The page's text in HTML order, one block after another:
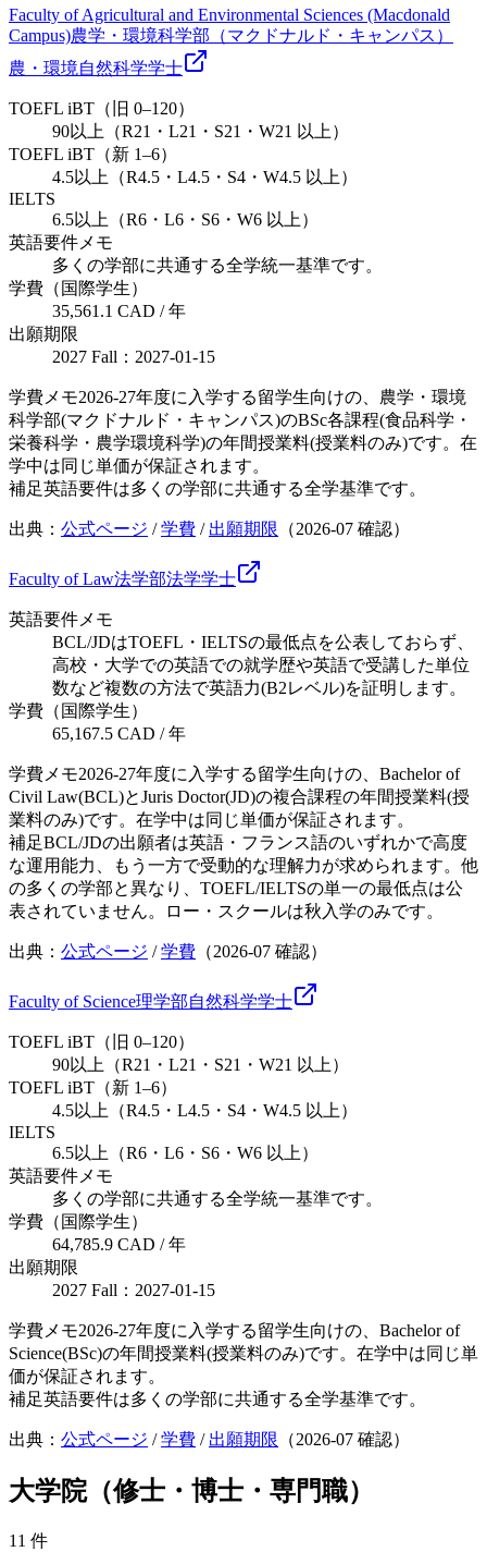
Faculty of Agricultural and Environmental Sciences (Macdonald
Campus)農学・環境科学部（マクドナルド・キャンパス）
農・環境自然科学学士
TOEFL iBT（旧 0–120）
90以上（R21・L21・S21・W21 以上）
TOEFL iBT（新 1–6）
4.5以上（R4.5・L4.5・S4・W4.5 以上）
IELTS
6.5以上（R6・L6・S6・W6 以上）
英語要件メモ
多くの学部に共通する全学統一基準です。
学費（国際学生）
35,561.1 CAD / 年
出願期限
2027 Fall：2027-01-15
学費メモ2026-27年度に入学する留学生向けの、農学・環境
科学部(マクドナルド・キャンパス)のBSc各課程(食品科学・
栄養科学・農学環境科学)の年間授業料(授業料のみ)です。在
学中は同じ単価が保証されます。
補足英語要件は多くの学部に共通する全学基準です。
出典： 公式ページ /学費 / 出願期限 （2026-07 確認）
Faculty of Law法学部法学学士
英語要件メモ
BCL/JDはTOEFL・IELTSの最低点を公表しておらず、
高校・大学での英語での就学歴や英語で受講した単位
数など複数の方法で英語力(B2レベル)を証明します。
学費（国際学生）
65,167.5 CAD / 年
学費メモ2026-27年度に入学する留学生向けの、Bachelor of
Civil Law(BCL)とJuris Doctor(JD)の複合課程の年間授業料(授
業料のみ)です。在学中は同じ単価が保証されます。
補足BCL/JDの出願者は英語・フランス語のいずれかで高度
な運用能力、もう一方で受動的な理解力が求められます。他
の多くの学部と異なり、TOEFL/IELTSの単一の最低点は公
表されていません。ロー・スクールは秋入学のみです。
出典： 公式ページ /学費 （2026-07 確認）
Faculty of Science理学部自然科学学士
TOEFL iBT（旧 0–120）
90以上（R21・L21・S21・W21 以上）
TOEFL iBT（新 1–6）
4.5以上（R4.5・L4.5・S4・W4.5 以上）
IELTS
6.5以上（R6・L6・S6・W6 以上）
英語要件メモ
多くの学部に共通する全学統一基準です。
学費（国際学生）
64,785.9 CAD / 年
出願期限
2027 Fall：2027-01-15
学費メモ2026-27年度に入学する留学生向けの、Bachelor of
Science(BSc)の年間授業料(授業料のみ)です。在学中は同じ単
価が保証されます。
補足英語要件は多くの学部に共通する全学基準です。
出典： 公式ページ /学費 / 出願期限 （2026-07 確認）
大学院（修士・博士・専門職）
11 件